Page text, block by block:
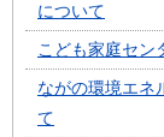
について
こども家庭セン
ながの環境エネ
て